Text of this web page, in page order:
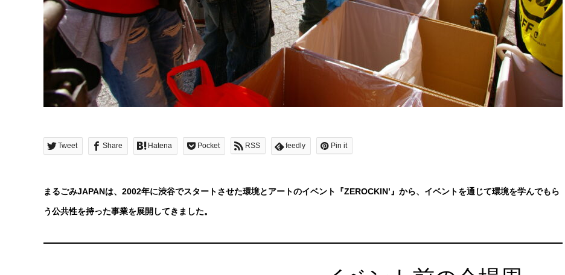
Tweet Share Hatena Pocket RSS feedly Pin it
まるごみJAPANは、2002年に渋谷でスタートさせた環境とアートのイベント『ZEROCKIN’』から、イベントを通じて環境を学んでもら
う公共性を持った事業を展開してきました。